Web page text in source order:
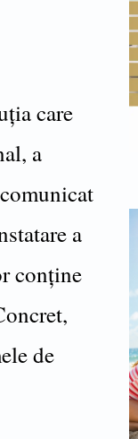
care
a
a
conține
de